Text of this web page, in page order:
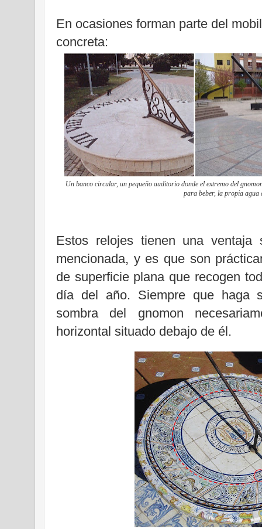
En ocasiones forman parte del
concreta:
Un banco circular, un pequeño auditorio donde el extremo del
para beber, la propia agua
Estos relojes tienen una ventaja
mencionada, y es que son
de superficie plana que recogen
día del año. Siempre que haga
sombra del gnomon
horizontal situado debajo de él.